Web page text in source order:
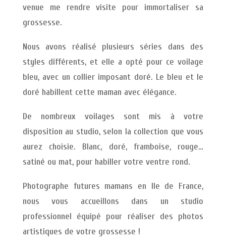
venue me rendre visite pour immortaliser sa
grossesse.
Nous avons réalisé plusieurs séries dans des
styles différents, et elle a opté pour ce voilage
bleu, avec un collier imposant doré. Le bleu et le
doré habillent cette maman avec élégance.
De nombreux voilages sont mis à votre
disposition au studio, selon la collection que vous
aurez choisie. Blanc, doré, framboise, rouge…
satiné ou mat, pour habiller votre ventre rond.
Photographe futures mamans en Ile de France,
nous vous accueillons dans un studio
professionnel équipé pour réaliser des photos
artistiques de votre grossesse !